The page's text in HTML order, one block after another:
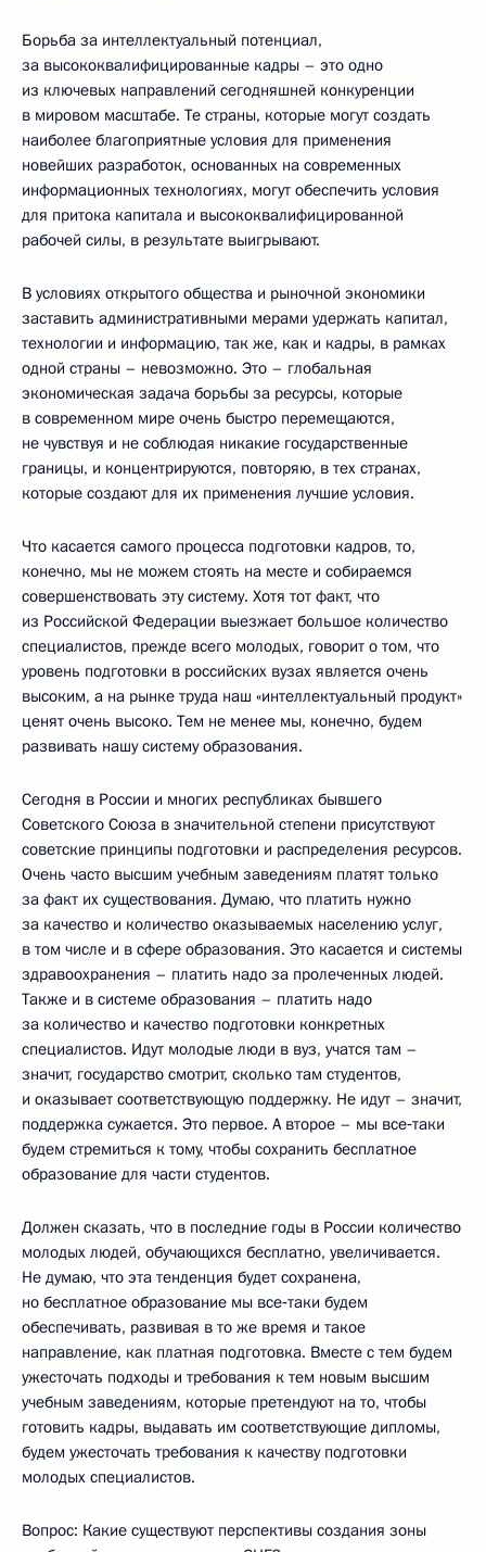
Борьба за интеллектуальный потенциал,
за высококвалифицированные кадры – это одно
из ключевых направлений сегодняшней конкуренции
в мировом масштабе. Те страны, которые могут создать
наиболее благоприятные условия для применения
новейших разработок, основанных на современных
информационных технологиях, могут обеспечить условия
для притока капитала и высококвалифицированной
рабочей силы, в результате выигрывают.
В условиях открытого общества и рыночной экономики
заставить административными мерами удержать капитал,
технологии и информацию, так же, как и кадры, в рамках
одной страны – невозможно. Это – глобальная
экономическая задача борьбы за ресурсы, которые
в современном мире очень быстро перемещаются,
не чувствуя и не соблюдая никакие государственные
границы, и концентрируются, повторяю, в тех странах,
которые создают для их применения лучшие условия.
Что касается самого процесса подготовки кадров, то,
конечно, мы не можем стоять на месте и собираемся
совершенствовать эту систему. Хотя тот факт, что
из Российской Федерации выезжает большое количество
специалистов, прежде всего молодых, говорит о том, что
уровень подготовки в российских вузах является очень
высоким, а на рынке труда наш «интеллектуальный продукт»
ценят очень высоко. Тем не менее мы, конечно, будем
развивать нашу систему образования.
Сегодня в России и многих республиках бывшего
Советского Союза в значительной степени присутствуют
советские принципы подготовки и распределения ресурсов.
Очень часто высшим учебным заведениям платят только
за факт их существования. Думаю, что платить нужно
за качество и количество оказываемых населению услуг,
в том числе и в сфере образования. Это касается и системы
здравоохранения – платить надо за пролеченных людей.
Также и в системе образования – платить надо
за количество и качество подготовки конкретных
специалистов. Идут молодые люди в вуз, учатся там –
значит, государство смотрит, сколько там студентов,
и оказывает соответствующую поддержку. Не идут – значит,
поддержка сужается. Это первое. А второе – мы все‑таки
будем стремиться к тому, чтобы сохранить бесплатное
образование для части студентов.
Должен сказать, что в последние годы в России количество
молодых людей, обучающихся бесплатно, увеличивается.
Не думаю, что эта тенденция будет сохранена,
но бесплатное образование мы все‑таки будем
обеспечивать, развивая в то же время и такое
направление, как платная подготовка. Вместе с тем будем
ужесточать подходы и требования к тем новым высшим
учебным заведениям, которые претендуют на то, чтобы
готовить кадры, выдавать им соответствующие дипломы,
будем ужесточать требования к качеству подготовки
молодых специалистов.
Вопрос: Какие существуют перспективы создания зоны